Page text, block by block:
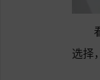
选择